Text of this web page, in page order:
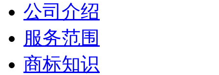
公司介绍
服务范围
商标知识